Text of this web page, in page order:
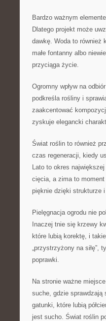
Bardzo ważnym
Dlatego projekt może
dawkę. Woda to również
małe fontanny albo
przyciąga życie.
Ogromny wpływ na
podkreśla rośliny i
zaakcentować
zyskuje elegancki
Świat roślin to również
czas regeneracji, kiedy
Lato to okres
cięcia, a zima to
pięknie dzięki strukturze
Pielęgnacja ogrodu nie
Inaczej tnie się krzewy
które lubią korektę, i
„przystrzyżony na siłę”,
poprawki.
Na stronie ważne
suche, gdzie sprawdzają
gatunki, które lubią
jest sucho. Świat roślin